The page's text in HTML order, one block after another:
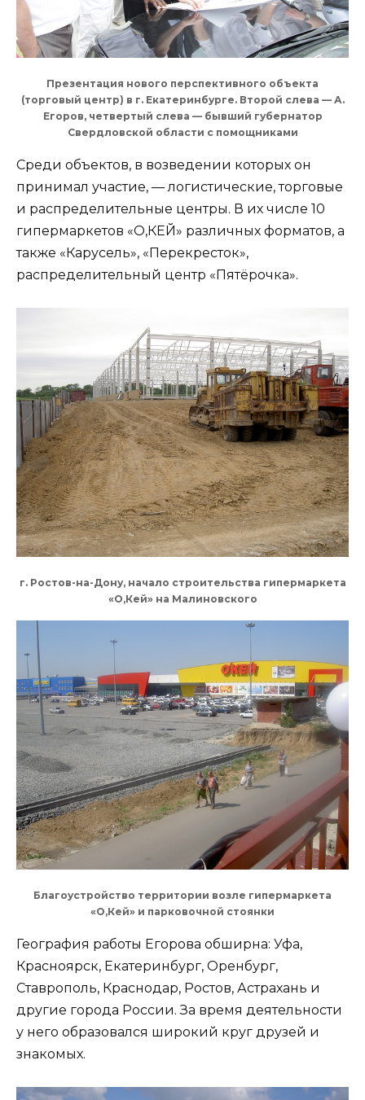
Презентация нового перспективного объекта
(торговый центр) в г. Екатеринбурге. Второй слева — А.
Егоров, четвертый слева — бывший губернатор
Свердловской области с помощниками
Среди объектов, в возведении которых он
принимал участие, — логистические, торговые
и распределительные центры. В их числе 10
гипермаркетов «О,КЕЙ» различных форматов, а
также «Карусель», «Перекресток»,
распределительный центр «Пятёрочка».
г. Ростов-на-Дону, начало строительства гипермаркета
«О,Кей» на Малиновского
Благоустройство территории возле гипермаркета
«О,Кей» и парковочной стоянки
География работы Егорова обширна: Уфа,
Красноярск, Екатеринбург, Оренбург,
Ставрополь, Краснодар, Ростов, Астрахань и
другие города России. За время деятельности
у него образовался широкий круг друзей и
знакомых.